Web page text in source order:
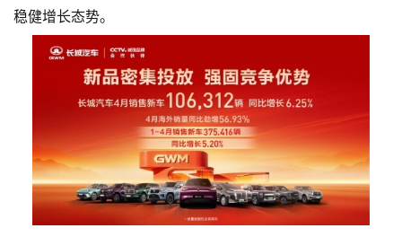
稳健增长态势。